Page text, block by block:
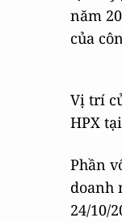
năm
của
Vị trí
HPX
Phần
doanh
24/10/